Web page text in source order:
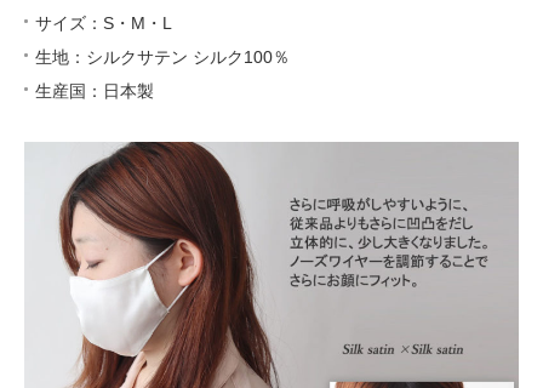
サイズ：S・M・L
生地：シルクサテン シルク100％
生産国：日本製